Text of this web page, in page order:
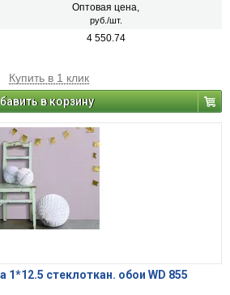
света и тени. Превосходно подходит для
и кухни в стиле Прованс. Пропитанный
ширины. Раппорт – 100 см.
Оптовая цена,
руб./шт.
4 550.74
Купить в 1 клик
в корзину
1*12.5 стеклоткан. обои WD 855